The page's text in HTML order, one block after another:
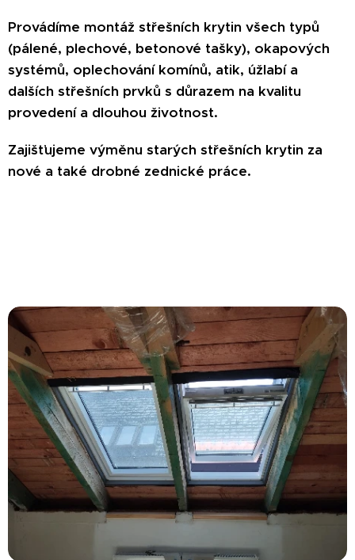
Provádíme montáž střešních krytin všech typů
(pálené, plechové, betonové tašky), okapových
systémů, oplechování komínů, atik, úžlabí a
dalších střešních prvků s důrazem na kvalitu
provedení a dlouhou životnost.
Zajišťujeme výměnu starých střešních krytin za
nové a také drobné zednické práce.